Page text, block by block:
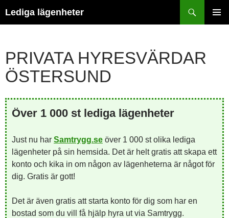
till
Lediga lägenheter
PRIVATA HYRESVÄRDAR
ÖSTERSUND
Över 1 000 st lediga lägenheter
Just nu har Samtrygg.se över 1 000 st olika lediga
lägenheter på sin hemsida. Det är helt gratis att skapa ett
konto och kika in om någon av lägenheterna är något för
dig. Gratis är gott!
Det är även gratis att starta konto för dig som har en
bostad som du vill få hjälp hyra ut via Samtrygg.